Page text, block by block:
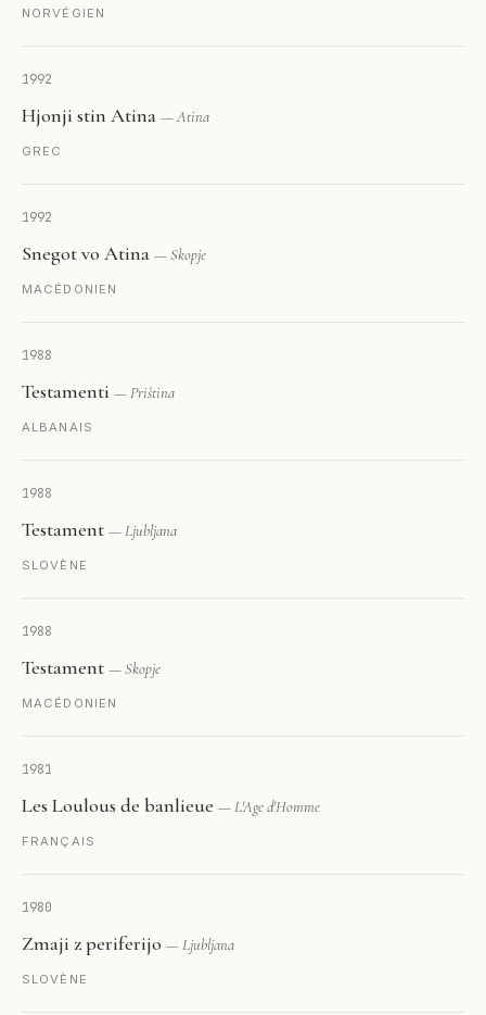
NORVÉGIEN
1992
Hjonji stin Atina — Atina
GREC
1992
Snegot vo Atina — Skopje
MACÉDONIEN
1988
Testamenti — Priština
ALBANAIS
1988
Testament — Ljubljana
SLOVÈNE
1988
Testament — Skopje
MACÉDONIEN
1981
Les Loulous de banlieue — L'Age d'Homme
FRANÇAIS
1980
Zmaji z periferijo — Ljubljana
SLOVÈNE